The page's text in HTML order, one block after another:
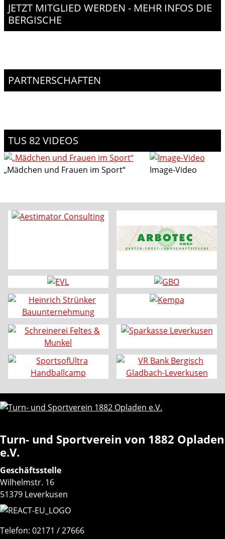
JETZT MITGLIED WERDEN - MEHR INFOS DIE
BERGISCHE
PARTNERSCHAFTEN
TUS 82 VIDEOS
„Mädchen und Frauen im Sport“ Image-Video
Turn- und Sportverein von 1882 Opladen
e.V.
Geschäftsstelle
Wilhelmstr. 16
51379 Leverkusen
Telefon: 02171 / 27666